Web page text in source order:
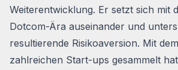
Weiterentwicklung. Er setzt sich mit
Dotcom-Ära auseinander und
resultierende Risikoaversion. Mit
zahlreichen Start-ups gesammelt